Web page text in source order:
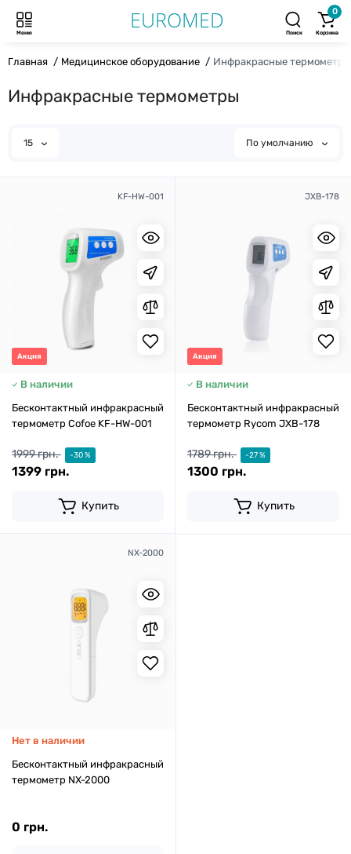
Меню Поиск
0
Корзина
Главная Медицинское оборудование Инфракрасные термометры
Инфракрасные термометры
15 По умолчанию
KF-HW-001
Акция
В наличии
Бесконтактный инфракрасный
термометр Cofoe KF-HW-001
1999 грн. -30 %
1399 грн.
Купить
JXB-178
Акция
В наличии
Бесконтактный инфракрасный
термометр Rycom JXB-178
1789 грн. -27 %
1300 грн.
Купить
NX-2000
Нет в наличии
Бесконтактный инфракрасный
термометр NX-2000
0 грн.